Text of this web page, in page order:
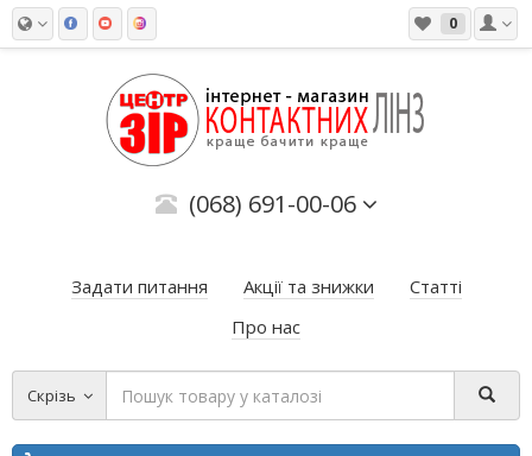
0
(068) 691-00-06
Задати питання Акції та знижки
Статті
Про нас
Скрізь